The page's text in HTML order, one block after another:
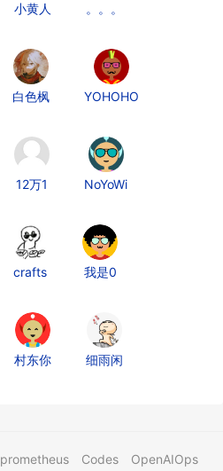
小黄人 。。。
白色枫 YOHOHO
12万1 NoYoWi
crafts 我是0
村东你 细雨闲
prometheus Codes OpenAIOps